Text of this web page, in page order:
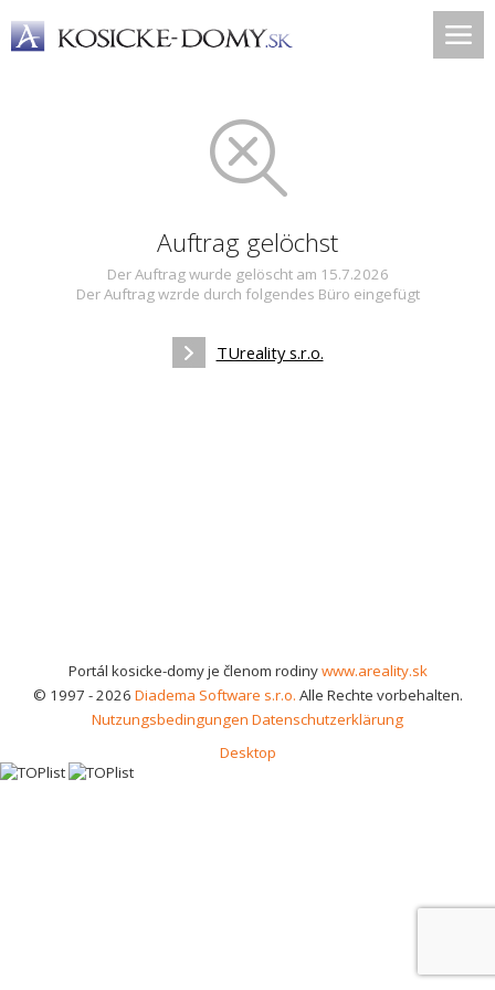
Auftrag gelöchst
Der Auftrag wurde gelöscht am 15.7.2026
Der Auftrag wzrde durch folgendes Büro eingefügt
TUreality s.r.o.
Portál kosicke-domy je členom rodinywww.areality.sk
© 1997 - 2026 Diadema Software s.r.o. Alle Rechte vorbehalten.
Nutzungsbedingungen Datenschutzerklärung
Desktop